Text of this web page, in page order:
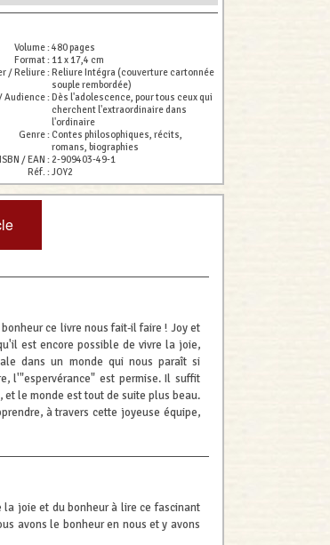
Volume :480 pages
Format : 11 x 17,4 cm
/ Reliure : Reliure Intégra (couverture cartonnée
souple rembordée)
Audience : Dès l'adolescence, pour tous ceux qui
cherchent l'extraordinaire dans
l'ordinaire
Genre :Contes philosophiques, récits,
romans, biographies
ISBN / EAN : 2-909403-49-1
Réf. :JOY2
ce livre nous fait-il faire ! Joy et
est encore possible de vivre la joie,
dans un monde qui nous paraît si
l'"espervérance" est permise. Il suffit
et le monde est tout de suite plus beau.
à travers cette joyeuse équipe,
la joie et du bonheur à lire ce fascinant
avons le bonheur en nous et y avons